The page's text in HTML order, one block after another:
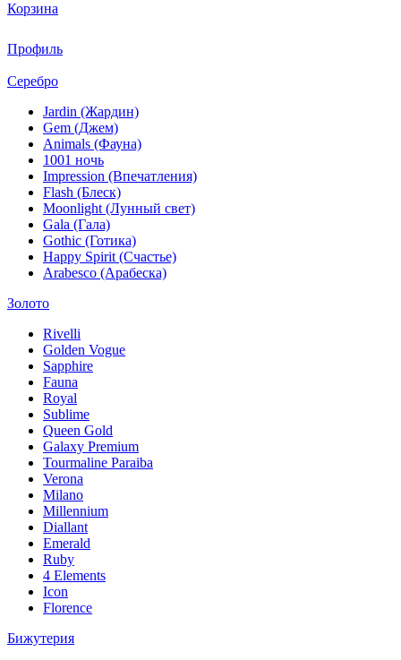
Корзина
Профиль
Серебро
Jardin (Жардин)
Gem (Джем)
Animals (Фауна)
1001 ночь
Impression (Впечатления)
Flash (Блеск)
Moonlight (Лунный свет)
Gala (Гала)
Gothic (Готика)
Happy Spirit (Счастье)
Arabesco (Арабеска)
Золото
Rivelli
Golden Vogue
Sapphire
Fauna
Royal
Sublime
Queen Gold
Galaxy Premium
Tourmaline Paraiba
Verona
Milano
Millennium
Diallant
Emerald
Ruby
4 Elements
Icon
Florence
Бижутерия